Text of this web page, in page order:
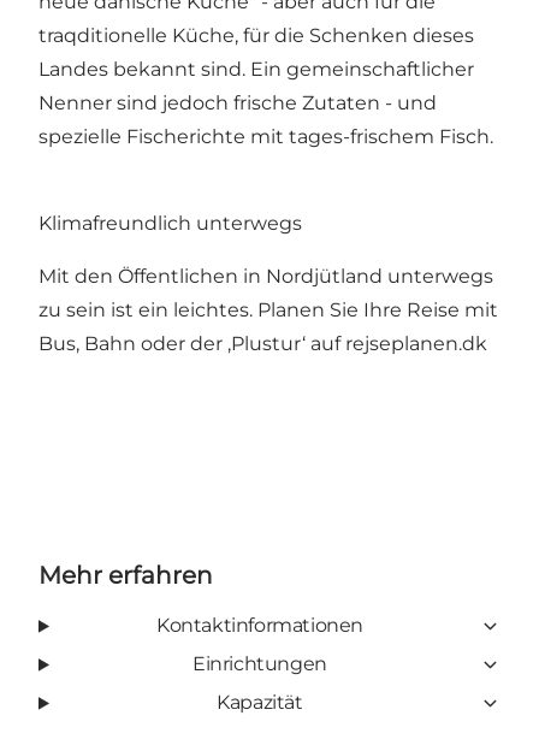
traqditionelle Küche, für die Schenken dieses
Landes bekannt sind. Ein gemeinschaftlicher
Nenner sind jedoch frische Zutaten - und
spezielle Fischerichte mit tages-frischem Fisch.
Klimafreundlich unterwegs
Mit den Öffentlichen in Nordjütland unterwegs
zu sein ist ein leichtes. Planen Sie Ihre Reise mit
Bus, Bahn oder der ‚Plustur‘ auf rejseplanen.dk
Mehr erfahren
Kontaktinformationen
Einrichtungen
Kapazität